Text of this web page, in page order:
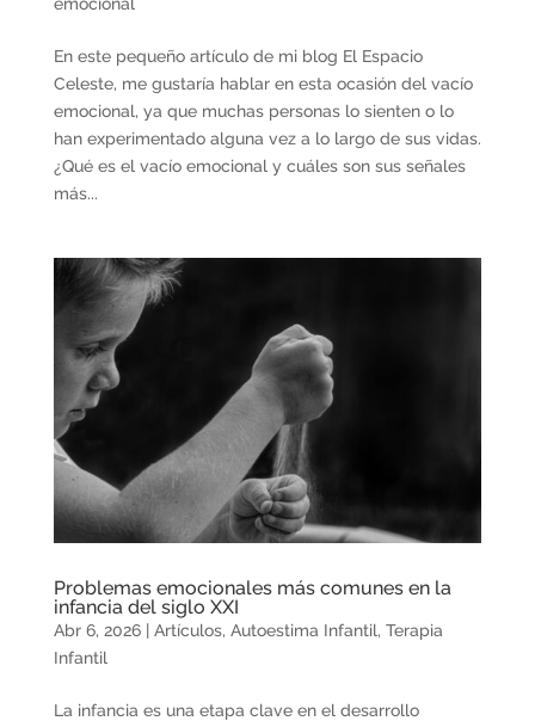
En este pequeño artículo de mi blog El Espacio
Celeste, me gustaría hablar en esta ocasión del vacío
emocional, ya que muchas personas lo sienten o lo
han experimentado alguna vez a lo largo de sus vidas.
¿Qué es el vacío emocional y cuáles son sus señales
más...
Problemas emocionales más comunes en la
infancia del siglo XXI
Abr 6, 2026| Artículos, Autoestima Infantil, Terapia
Infantil
La infancia es una etapa clave en el desarrollo